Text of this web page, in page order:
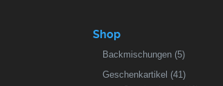
Shop
Backmischungen (5)
Geschenkartikel (41)